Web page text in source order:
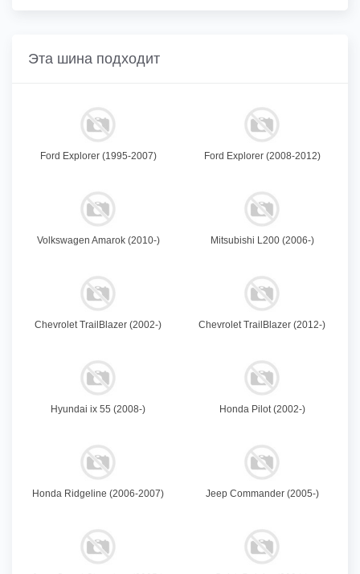
Эта шина подходит
Ford Explorer (1995-2007) Ford Explorer (2008-2012)
Volkswagen Amarok (2010-) Mitsubishi L200 (2006-)
Chevrolet TrailBlazer (2002-) Chevrolet TrailBlazer (2012-)
Hyundai ix 55 (2008-) Honda Pilot (2002-)
Honda Ridgeline (2006-2007) Jeep Commander (2005-)